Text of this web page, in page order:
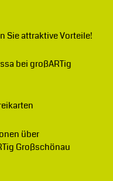
Sie attraktive Vorteile!
bei großARTig
über
Großschönau